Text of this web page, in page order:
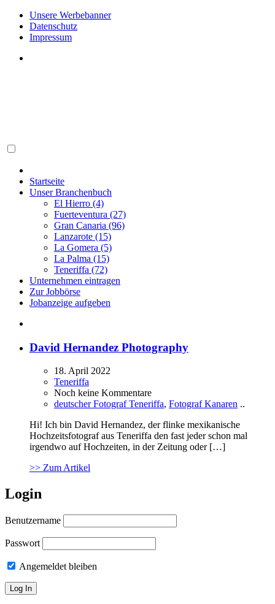
Unsere Werbebanner
Datenschutz
Impressum
Startseite
Unser Branchenbuch
El Hierro (4)
Fuerteventura (27)
Gran Canaria (96)
Lanzarote (15)
La Gomera (5)
La Palma (15)
Teneriffa (72)
Unternehmen eintragen
Zur Jobbörse
Jobanzeige aufgeben
David Hernandez Photography
18. April 2022
Teneriffa
Noch keine Kommentare
deutscher Fotograf Teneriffa, Fotograf Kanaren ..
Hi! Ich bin David Hernandez, der flinke mexikanische
Hochzeitsfotograf aus Teneriffa den fast jeder schon mal
irgendwo auf Hochzeiten, in der Zeitung oder […]
>> Zum Artikel
Login
Benutzername
Passwort
Angemeldet bleiben